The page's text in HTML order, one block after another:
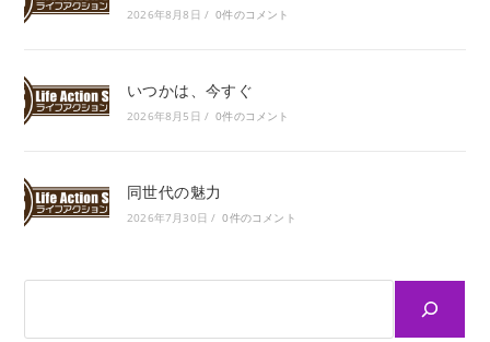
2026年8月8日 / 0件のコメント
いつかは、今すぐ
2026年8月5日 / 0件のコメント
同世代の魅力
2026年7月30日 / 0件のコメント